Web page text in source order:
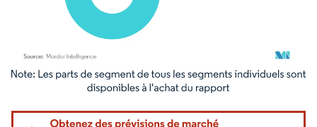
Image © Mordor Intelligence. La réutilisation nécessite une attribution sous CC BY